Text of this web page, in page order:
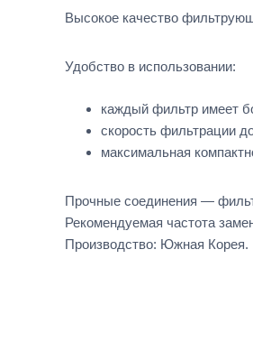
Высокое качество
Удобство в использовании:
каждый фильтр имеет
скорость фильтрации
максимальная
Прочные соединения —
Рекомендуемая частота
Производство: Южная Корея.